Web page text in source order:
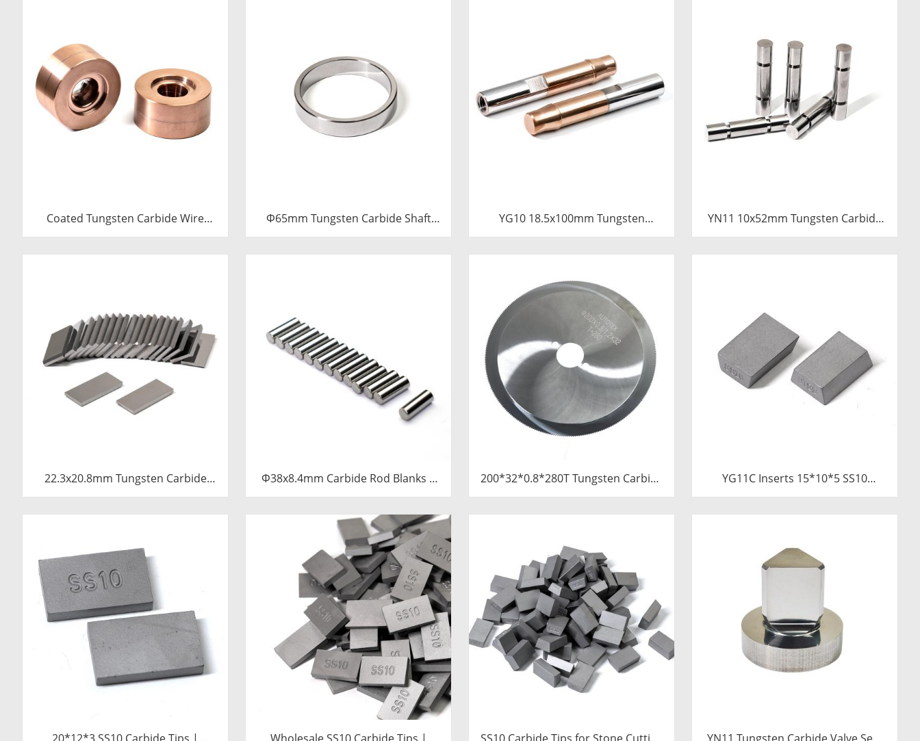
Coated Tungsten Carbide Wire
Drawing Dies | Cemented Carbide
Round Wire Drawing Die with Steel
Φ65mm Tungsten Carbide Shaft
Sleeve | Precision Cemented
Carbide Bushing Ring for Industrial
YG10 18.5x100mm Tungsten
Carbide Plunger | High Pressure
Mud Pump Piston | Cemented
Component
YN11 10x52mm Tungsten Carbide
Plunger | Anti-Corrosive Nickel
Bonded Carbide Piston for High
22.3x20.8mm Tungsten Carbide
Blade for Dried Chili Cutting
Machine Food Processing Shredder
Φ38x8.4mm Carbide Rod Blanks |
Tungsten Round Discs
Manufacturer
200*32*0.8*280T Tungsten Carbide
Slitting Saws & Circular Saw Blades
for Cutting Copper Tube
YG11C Inserts 15*10*5 SS10
Carbide Tips for Stone Cutting |
High-Durability